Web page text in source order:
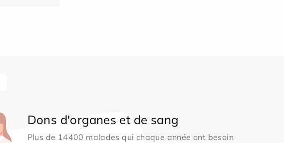
Dons d'organes et de sang
Plus de 14400 malades qui chaque année ont besoin